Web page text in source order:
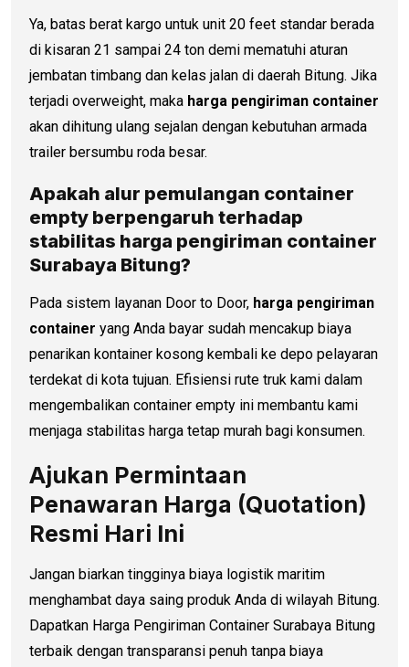
Ya, batas berat kargo untuk unit 20 feet standar berada
di kisaran 21 sampai 24 ton demi mematuhi aturan
jembatan timbang dan kelas jalan di daerah Bitung. Jika
terjadi overweight, maka harga pengiriman container
akan dihitung ulang sejalan dengan kebutuhan armada
trailer bersumbu roda besar.
Apakah alur pemulangan container
empty berpengaruh terhadap
stabilitas harga pengiriman container
Surabaya Bitung?
Pada sistem layanan Door to Door, harga pengiriman
container yang Anda bayar sudah mencakup biaya
penarikan kontainer kosong kembali ke depo pelayaran
terdekat di kota tujuan. Efisiensi rute truk kami dalam
mengembalikan container empty ini membantu kami
menjaga stabilitas harga tetap murah bagi konsumen.
Ajukan Permintaan
Penawaran Harga (Quotation)
Resmi Hari Ini
Jangan biarkan tingginya biaya logistik maritim
menghambat daya saing produk Anda di wilayah Bitung.
Dapatkan Harga Pengiriman Container Surabaya Bitung
terbaik dengan transparansi penuh tanpa biaya